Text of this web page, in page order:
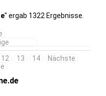
" ergab 1322 Ergebnisse.
12 13 14
Nächste